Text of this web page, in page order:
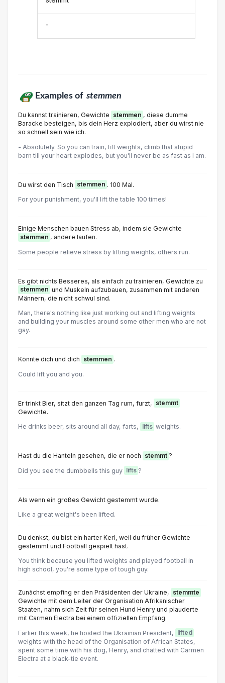
-
Examples of stemmen
Du kannst trainieren, Gewichte stemmen , diese dumme
Baracke besteigen, bis dein Herz explodiert, aber du wirst nie
so schnell sein wie ich.
- Absolutely. So you can train, lift weights, climb that stupid
barn till your heart explodes, but you'll never be as fast as I am.
Du wirst den Tisch stemmen . 100 Mal.
For your punishment, you'll lift the table 100 times!
Einige Menschen bauen Stress ab, indem sie Gewichte
stemmen , andere laufen.
Some people relieve stress by lifting weights, others run.
Es gibt nichts Besseres, als einfach zu trainieren, Gewichte zu
stemmen und Muskeln aufzubauen, zusammen mit anderen
Männern, die nicht schwul sind.
Man, there's nothing like just working out and lifting weights
and building your muscles around some other men who are not
gay.
Könnte dich und dich stemmen .
Could lift you and you.
Er trinkt Bier, sitzt den ganzen Tag rum, furzt, stemmt
Gewichte.
He drinks beer, sits around all day, farts, lifts weights.
Hast du die Hanteln gesehen, die er noch stemmt ?
Did you see the dumbbells this guy lifts ?
Als wenn ein großes Gewicht gestemmt wurde.
Like a great weight's been lifted.
Du denkst, du bist ein harter Kerl, weil du früher Gewichte
gestemmt und Football gespielt hast.
You think because you lifted weights and played football in
high school, you're some type of tough guy.
Zunächst empfing er den Präsidenten der Ukraine, stemmte
Gewichte mit dem Leiter der Organisation Afrikanischer
Staaten, nahm sich Zeit für seinen Hund Henry und plauderte
mit Carmen Electra bei einem offiziellen Empfang.
Earlier this week, he hosted the Ukrainian President, lifted
weights with the head of the Organisation of African States,
spent some time with his dog, Henry, and chatted with Carmen
Electra at a black-tie event.